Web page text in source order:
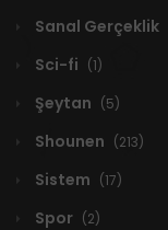
Sanal Gerçeklik
Sci-fi (1)
Şeytan (5)
Shounen (213)
Sistem (17)
Spor (2)